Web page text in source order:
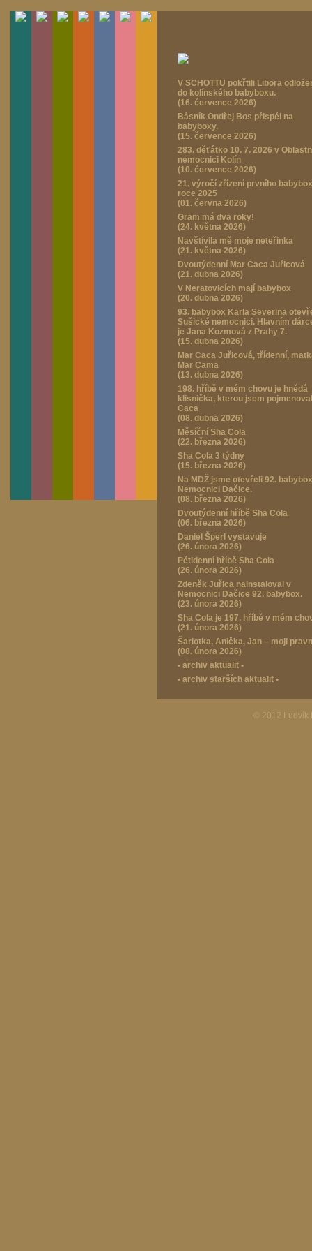
V SCHOTTU pokřtili Libora
do kolínského babyboxu.
(16. července 2026)
Básník Ondřej Bos přispěl na
babyboxy.
(15. července 2026)
283. děťátko 10. 7. 2026 v
nemocnici Kolín
(10. července 2026)
21. výročí zřízení prvního
roce 2025
(01. června 2026)
Gram má dva roky!
(24. května 2026)
Navštívila mě moje neteřinka
(21. května 2026)
Dvoutýdenní Mar Caca Juřicová
(21. dubna 2026)
V Neratovicích mají babybox
(20. dubna 2026)
93. babybox Karla Severina
Sušické nemocnici. Hlavním
je Jana Kozmová z Prahy 7.
(15. dubna 2026)
Mar Caca Juřicová, třídenní,
Mar Cama
(13. dubna 2026)
198. hříbě v mém chovu je hnědá
klisnička, kterou jsem
Caca
(08. dubna 2026)
Měsíční Sha Cola
(22. března 2026)
Sha Cola 3 týdny
(15. března 2026)
Na MDŽ jsme otevřeli 92.
Nemocnici Dačice.
(08. března 2026)
Dvoutýdenní hříbě Sha Cola
(06. března 2026)
Daniel Šperl vystavuje
(26. února 2026)
Pětidenní hříbě Sha Cola
(26. února 2026)
Zdeněk Juřica nainstaloval v
Nemocnici Dačice 92. babybox.
(23. února 2026)
Sha Cola je 197. hříbě v mém
(21. února 2026)
Šarlotka, Anička, Jan – moji
(08. února 2026)
• archiv aktualit •
• archiv starších aktualit •
© 2012